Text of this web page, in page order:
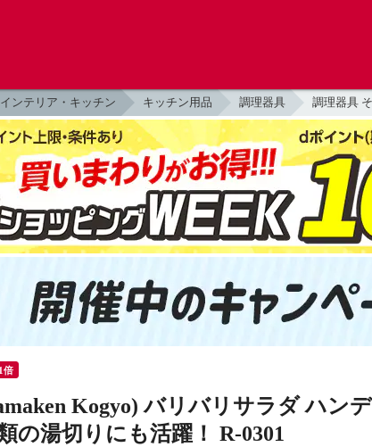
ンテリア・キッチン キッチン用品 調理器具 調理器具
倍
Kogyo) バリバリサラダ ハン
の湯切りにも活躍！ R-0301